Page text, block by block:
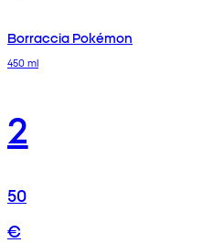
Borraccia Pokémon
450 ml
2
50
€